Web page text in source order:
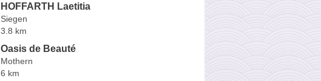
HOFFARTH Laetitia
Siegen
3.8 km
Oasis de Beauté
Mothern
6 km